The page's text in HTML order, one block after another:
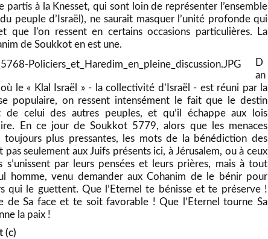
partis à la Knesset, qui sont loin de représenter l’ensemble
peuple d’Israël), ne saurait masquer l’unité profonde qui
que l’on ressent en certains occasions particulières. La
de Soukkot en est une.
D
an
le « Klal Israël » - la collectivité d’Israël - est réuni par la
populaire, on ressent intensément le fait que le destin
de celui des autres peuples, et qu’il échappe aux lois
En ce jour de Soukkot 5779, alors que les menaces
plus pressantes, les mots de la bénédiction des
pas seulement aux Juifs présents ici, à Jérusalem, ou à ceux
s’unissent par leurs pensées et leurs prières, mais à tout
homme, venu demander aux Cohanim de le bénir pour
qui le guettent. Que l’Eternel te bénisse et te préserve !
de Sa face et te soit favorable ! Que l’Eternel tourne Sa
la paix !
(c)